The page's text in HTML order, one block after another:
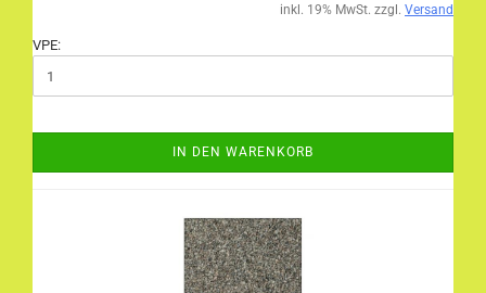
inkl. 19% MwSt. zzgl. Versand
VPE:
IN DEN WARENKORB